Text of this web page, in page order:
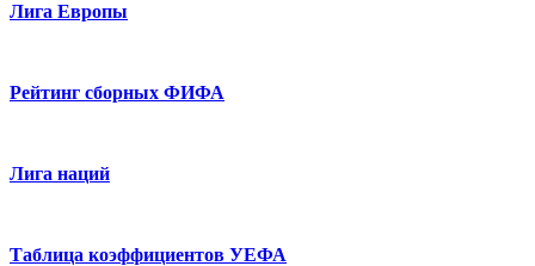
Лига Европы
Рейтинг сборных ФИФА
Лига наций
Таблица коэффициентов УЕФА